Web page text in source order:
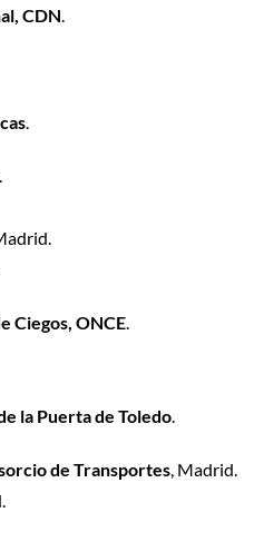
CDN.
.
Ciegos, ONCE.
la Puerta de Toledo.
de Transportes, Madrid.